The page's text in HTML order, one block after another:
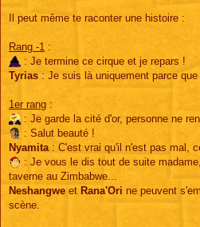
Il peut même te raconter une histoire :
Rang -1 :
: Je termine ce cirque et je repars !
Tyrias : Je suis là uniquement parce
1er rang :
: Je garde la cité d'or, personne ne
: Salut beauté !
Nyamita: C'est vrai qu'il n'est pas mal,
: Je vous le dis tout de suite
taverne au Zimbabwe...
Neshangwe et Rana'Ori ne peuvent
scène.